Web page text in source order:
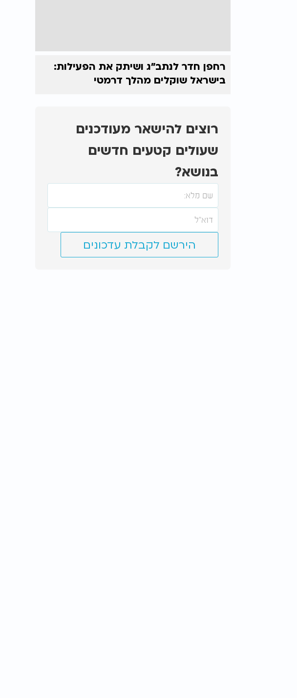
רחפן חדר לנתב"ג ושיתק את הפעילות:
בישראל שוקלים מהלך דרמטי
רוצים להישאר מעודכנים
שעולים קטעים חדשים
בנושא?
הירשם לקבלת עדכונים